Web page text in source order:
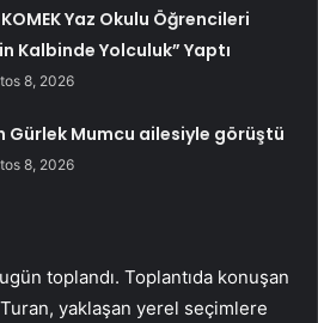
Yaz Okulu Öğrencileri
Kalbinde Yolculuk” Yaptı
8, 2026
Gürlek Mumcu ailesiyle görüştü
8, 2026
toplandı. Toplantıda konuşan
yaklaşan yerel seçimlere